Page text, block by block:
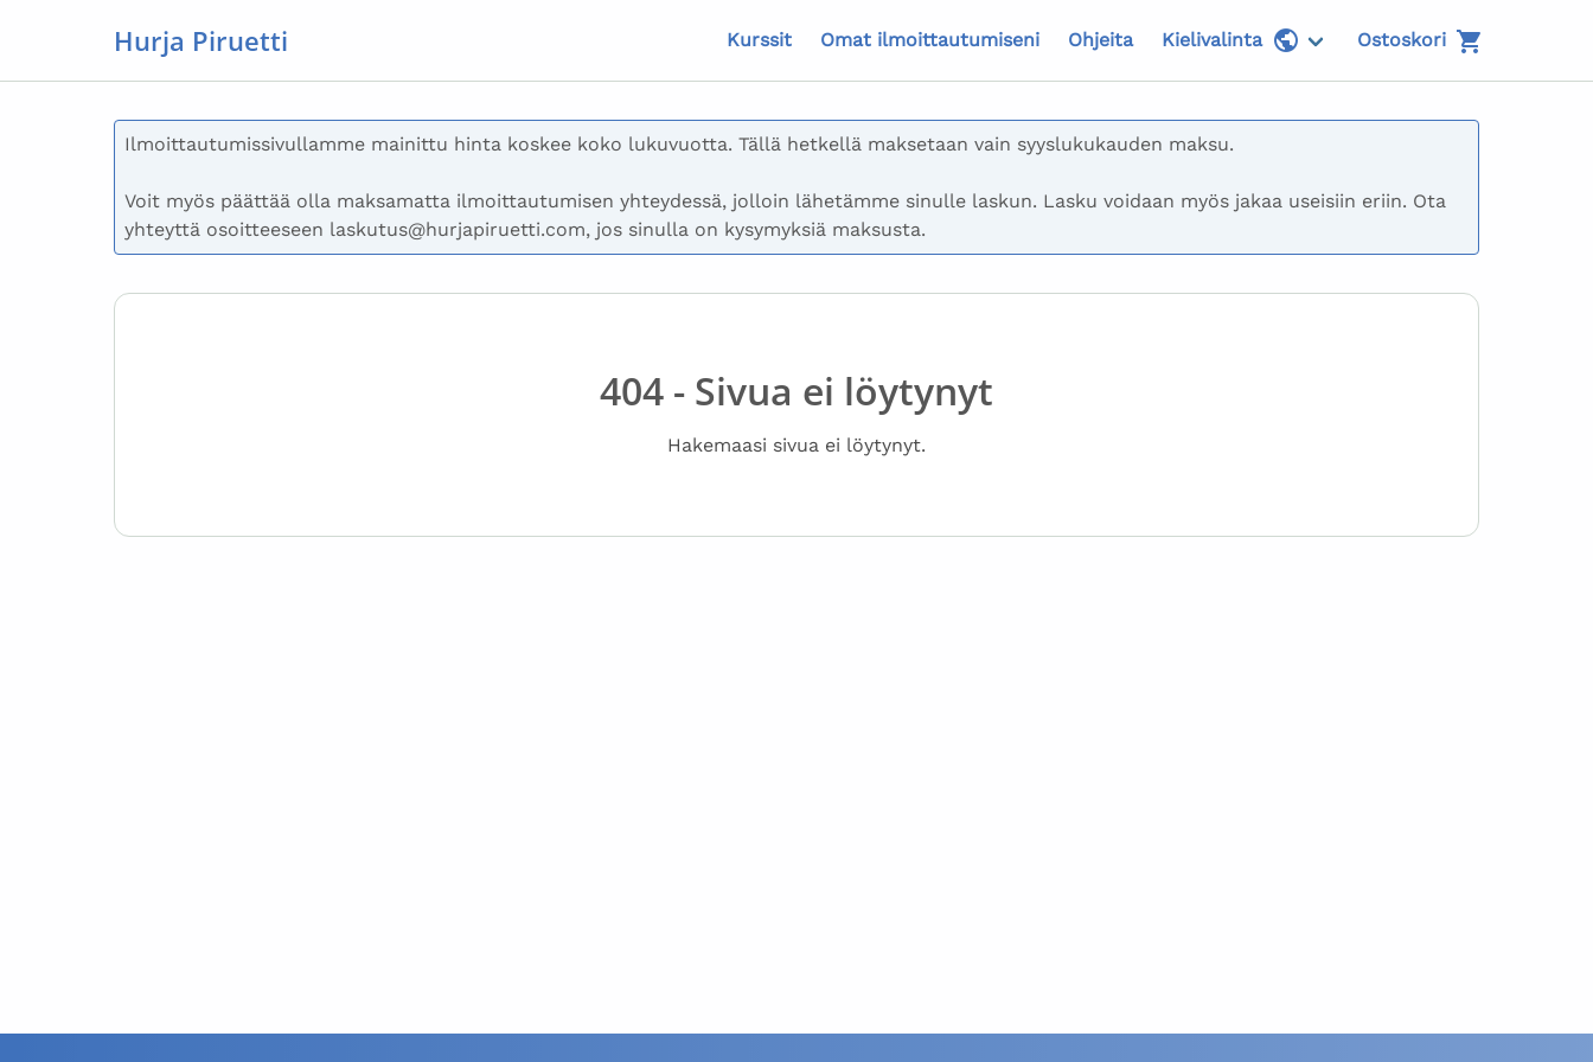
Hurja Piruetti Kurssit Omat ilmoittautumiseni Ohjeita Kielivalinta Ostoskori
Ilmoittautumissivullamme mainittu hinta koskee koko lukuvuotta. Tällä hetkellä maksetaan vain syyslukukauden maksu.
Voit myös päättää olla maksamatta ilmoittautumisen yhteydessä, jolloin lähetämme sinulle laskun. Lasku voidaan myös jakaa useisiin eriin. Ota
yhteyttä osoitteeseen laskutus@hurjapiruetti.com, jos sinulla on kysymyksiä maksusta.
404 - Sivua ei löytynyt
Hakemaasi sivua ei löytynyt.